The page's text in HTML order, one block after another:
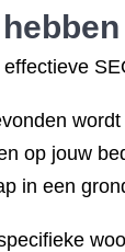
op jouw
in een